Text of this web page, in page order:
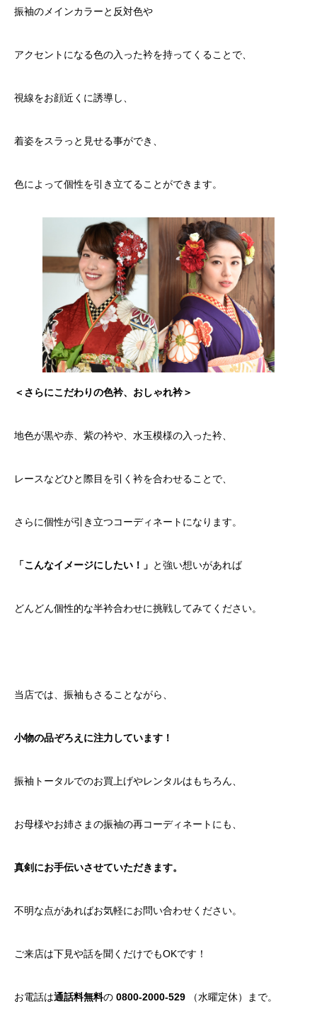
振袖のメインカラーと反対色や
アクセントになる色の入った衿を持ってくることで、
視線をお顔近くに誘導し、
着姿をスラっと見せる事ができ、
色によって個性を引き立てることができます。
＜さらにこだわりの色衿、おしゃれ衿＞
地色が黒や赤、紫の衿や、水玉模様の入った衿、
レースなどひと際目を引く衿を合わせることで、
さらに個性が引き立つコーディネートになります。
「こんなイメージにしたい！」 と強い想いがあれば
どんどん個性的な半衿合わせに挑戦してみてください。
当店では、振袖もさることながら、
小物の品ぞろえに注力しています！
振袖トータルでのお買上げやレンタルはもちろん、
お母様やお姉さまの振袖の再コーディネートにも、
真剣にお手伝いさせていただきます。
不明な点があればお気軽にお問い合わせください。
ご来店は下見や話を聞くだけでもOKです！
お電話は通話料無料の 0800-2000-529 （水曜定休）まで。